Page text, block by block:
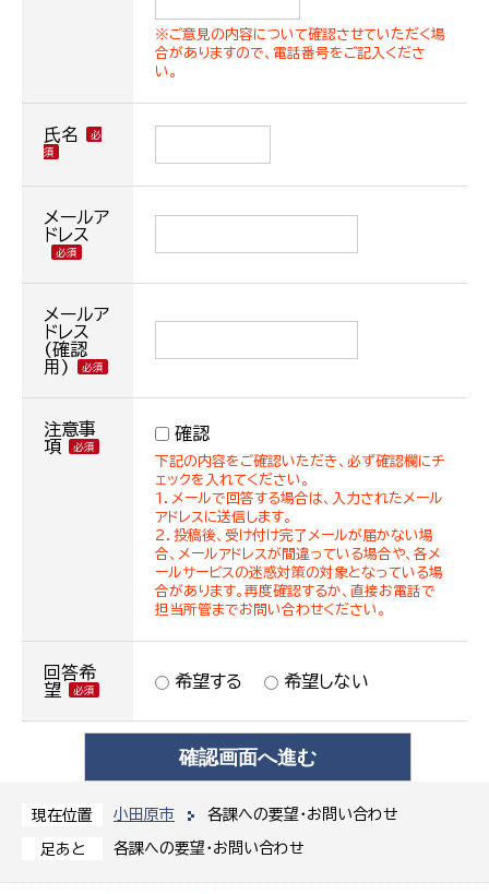
現在位置 小田原市 各課への要望・お問い合わせ
足あと 各課への要望・お問い合わせ
※ご意見の内容について確認させていただく場
合がありますので、電話番号をご記入くださ
い。
氏名
メールア
ドレス
メールア
ドレス
(確認
用)
注意事
項
確認
下記の内容をご確認いただき、必ず確認欄にチ
ェックを入れてください。
１．メールで回答する場合は、入力されたメール
アドレスに送信します。
２．投稿後、受け付け完了メールが届かない場
合、メールアドレスが間違っている場合や、各メ
ールサービスの迷惑対策の対象となっている場
合があります。再度確認するか、直接お電話で
担当所管までお問い合わせください。
回答希
望
希望する 希望しない